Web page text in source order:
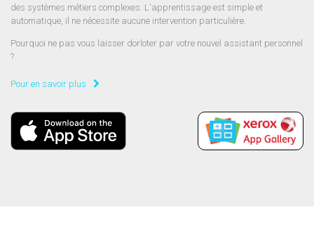
des systèmes métiers complexes. L'apprentissage est simple et
automatique, il ne nécessite aucune intervention particulière.
Pourquoi ne pas vous laisser dorloter par votre nouvel assistant personnel
?
Pour en savoir plus